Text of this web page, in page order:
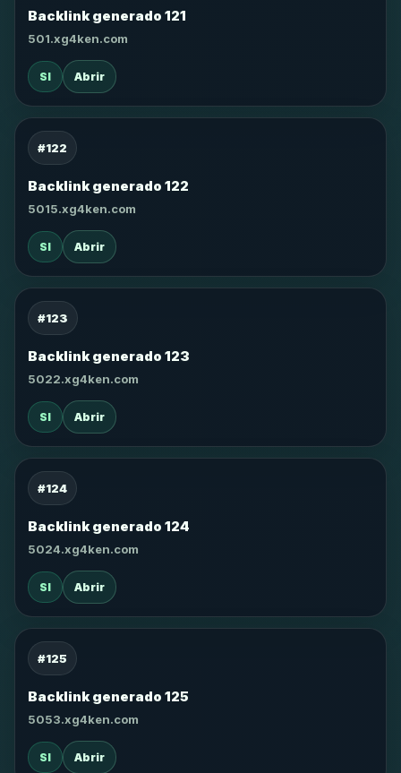
Backlink generado 121
501.xg4ken.com
SI Abrir
#122
Backlink generado 122
5015.xg4ken.com
SI Abrir
#123
Backlink generado 123
5022.xg4ken.com
SI Abrir
#124
Backlink generado 124
5024.xg4ken.com
SI Abrir
#125
Backlink generado 125
5053.xg4ken.com
SI Abrir